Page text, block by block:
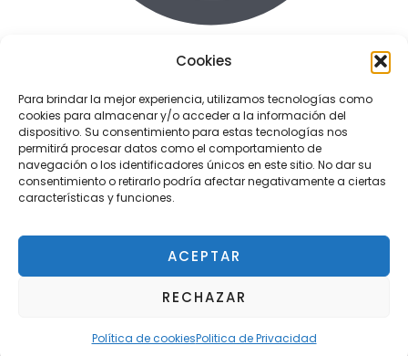
Cookies
Para brindar la mejor experiencia, utilizamos tecnologías como
cookies para almacenar y/o acceder a la información del
dispositivo. Su consentimiento para estas tecnologías nos
permitirá procesar datos como el comportamiento de
navegación o los identificadores únicos en este sitio. No dar su
consentimiento o retirarlo podría afectar negativamente a ciertas
características y funciones.
ACEPTAR
RECHAZAR
Política de cookiesPolitica de Privacidad
Enlaces de interes
Terminos y condiciones uso
Politica de Privacidad
Política de cookies
Copyright © 2026 Tactil Repair - Servicio técnico